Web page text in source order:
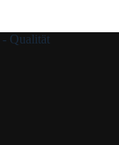
Qualität